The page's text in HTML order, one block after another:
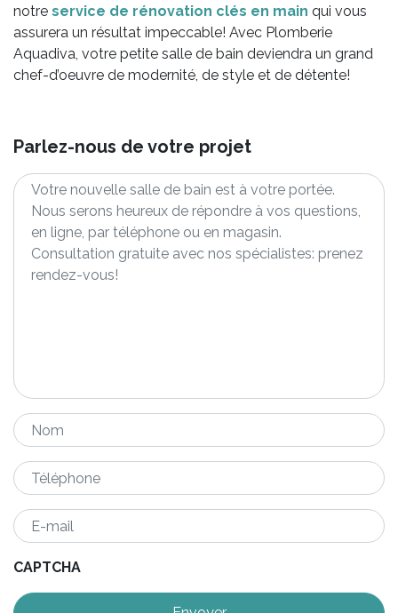
notre service de rénovation clés en main qui vous
assurera un résultat impeccable! Avec Plomberie
Aquadiva, votre petite salle de bain deviendra un grand
chef-d’oeuvre de modernité, de style et de détente!
Parlez-nous de votre projet
Description
projet
*
Nom
Téléphone
E-
mail
*
CAPTCHA